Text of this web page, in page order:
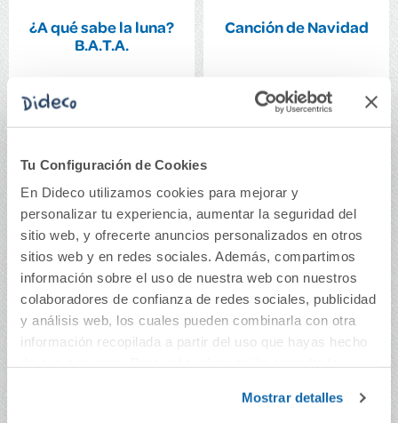
Tu Configuración de Cookies
En Dideco utilizamos cookies para mejorar y
personalizar tu experiencia, aumentar la seguridad del
sitio web, y ofrecerte anuncios personalizados en otros
sitios web y en redes sociales. Además, compartimos
información sobre el uso de nuestra web con nuestros
colaboradores de confianza de redes sociales, publicidad
y análisis web, los cuales pueden combinarla con otra
información recopilada a partir del uso que hayas hecho
Mostrar detalles
¿A qué sabe la luna?
B.A.T.A.
Comprar
Canción de Navidad
28,00€
Comprar
Ana la de Tejas